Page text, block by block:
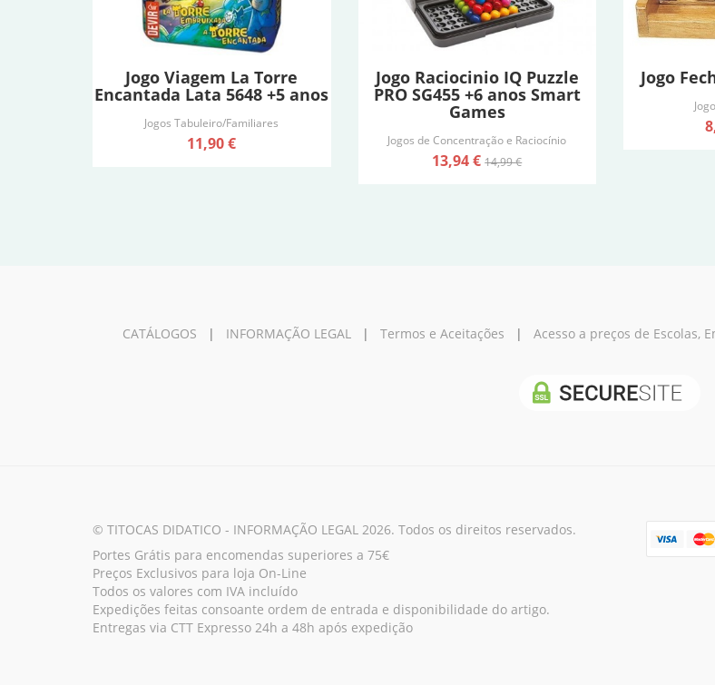
Jogo Viagem La Torre
Encantada Lata 5648 +5 anos
Jogos Tabuleiro/Familiares
11,90 €
Jogo Raciocinio IQ Puzzle
PRO SG455 +6 anos Smart
Games
Jogos de Concentração e Raciocínio
13,94 €14,99 €
Jogo
CATÁLOGOS | INFORMAÇÃO LEGAL| Termos e Aceitações | Acesso a preços de Escolas,
© TITOCAS DIDATICO - INFORMAÇÃO LEGAL 2026. Todos os direitos reservados.
Portes Grátis para encomendas superiores a 75€
Preços Exclusivos para loja On-Line
Todos os valores com IVA incluído
Expedições feitas consoante ordem de entrada e disponibilidade do artigo.
Entregas via CTT Expresso 24h a 48h após expedição